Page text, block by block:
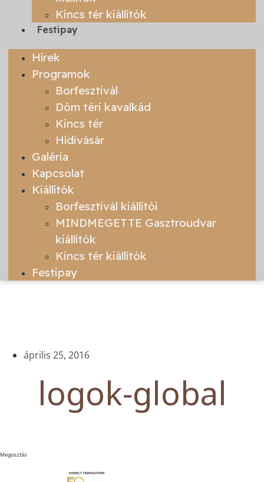
Kincs tér kiállítók
Festipay
Hírek
Programok
Borfesztivál
Dóm téri kavalkád
Kincs tér
Hídivásár
Galéria
Kapcsolat
Kiállítók
Borfesztivál kiállítói
MINDMEGETTE Gasztroudvar
kiállítók
Kincs tér kiállítók
Festipay
április 25, 2016
logok-global
Megosztás